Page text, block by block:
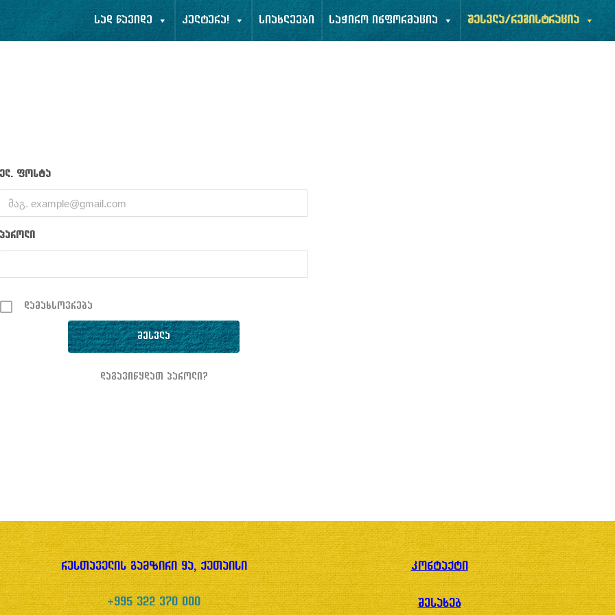
სად წავიდე კულტურა! სიახლეები საჭირო ინფორმაცია შესვლა/რეგისტრაცია
ელ. ფოსტა
პაროლი
დამახსოვრება
დაგავიწყდათ პაროლი?
რუსთაველის გამზირი 9ა, ქუთაისი
+995 322 370 000
კონტაქტი
შესახებ